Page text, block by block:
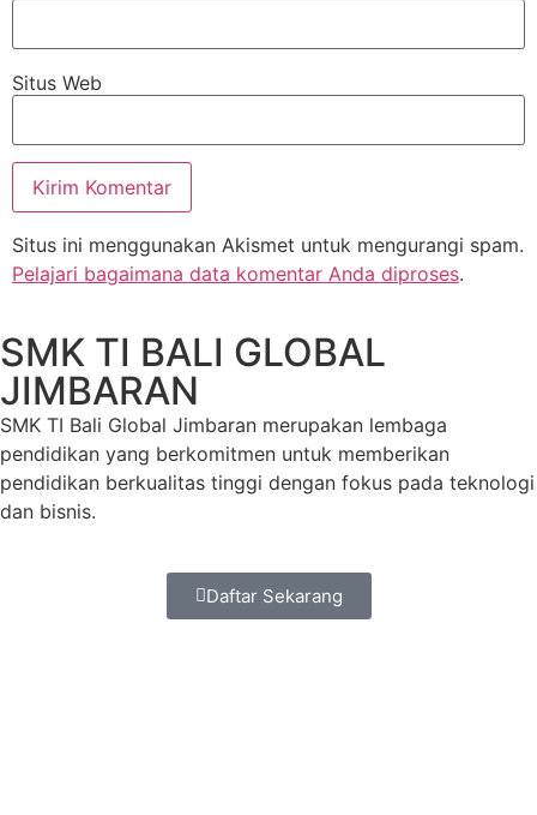
Situs Web
Situs ini menggunakan Akismet untuk mengurangi spam.
Pelajari bagaimana data komentar Anda diproses.
SMK TI BALI GLOBAL
JIMBARAN
SMK TI Bali Global Jimbaran merupakan lembaga
pendidikan yang berkomitmen untuk memberikan
pendidikan berkualitas tinggi dengan fokus pada teknologi
dan bisnis.
Daftar Sekarang